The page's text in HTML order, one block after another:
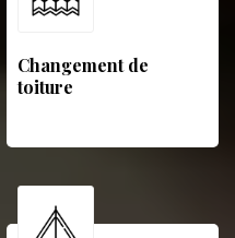
Changement de
toiture